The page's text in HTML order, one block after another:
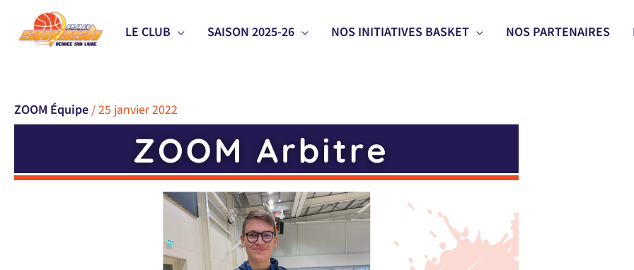
LE CLUB SAISON 2025-26 NOS INITIATIVES BASKET NOS PARTENAIRES
ZOOM Équipe /25 janvier 2022